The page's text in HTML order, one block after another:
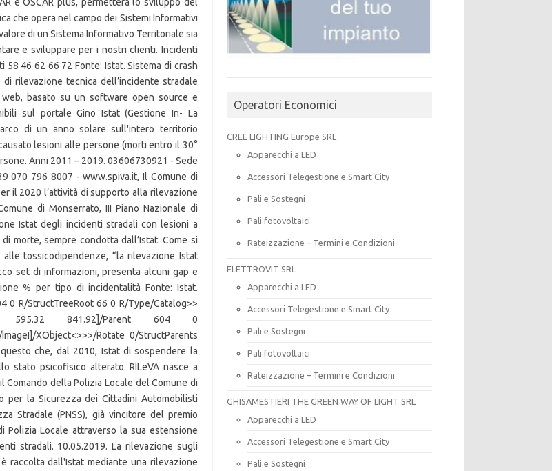
Operatori Economici
CREE LIGHTING Europe SRL
Apparecchi a LED
Accessori Telegestione e Smart City
Pali e Sostegni
Pali fotovoltaici
Rateizzazione – Termini e Condizioni
ELETTROVIT SRL
Apparecchi a LED
Accessori Telegestione e Smart City
Pali e Sostegni
Pali fotovoltaici
Rateizzazione – Termini e Condizioni
GHISAMESTIERI THE GREEN WAY OF LIGHT SRL
Apparecchi a LED
Accessori Telegestione e Smart City
Pali e Sostegni